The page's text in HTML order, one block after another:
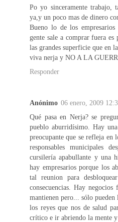
Po yo sinceramente trabajo,
ya,y un poco mas de dinero
Bueno lo de los
gente sale a comprar fuera es
las grandes superficie que en
viva nerja y NO A LA
Responder
Anónimo 06 enero, 2009
Qué pasa en Nerja? se
pueblo aburridísimo. Hay
preocupante que se refleja en
responsables municipales
cursilería apabullante y una
hay empresarios porque los
tal reunion para
consecuencias. Hay
mantienen pero... sólo
los reyes que nos de salud
crítico e ir abriendo la mente y